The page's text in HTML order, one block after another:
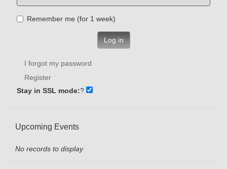
Remember me (for 1 week)
Log in
I forgot my password
Register
Stay in SSL mode:?
Upcoming Events
No records to display